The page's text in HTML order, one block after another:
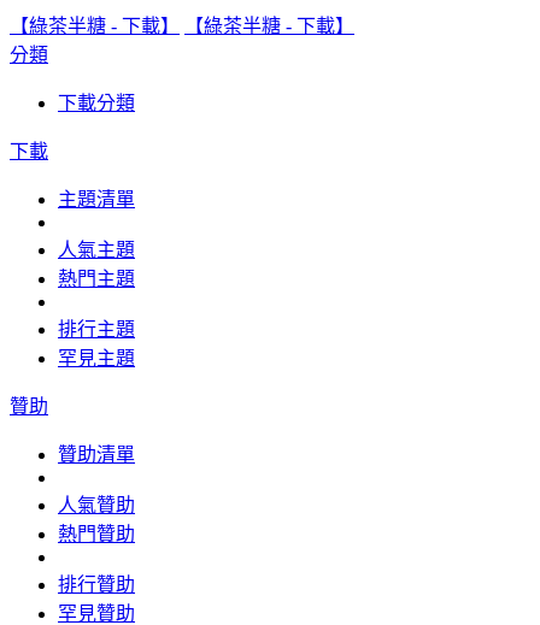
【綠茶半糖 - 下載】
【綠茶半糖 - 下載】
分類
下載分類
下載
主題清單
人氣主題
熱門主題
排行主題
罕見主題
贊助
贊助清單
人氣贊助
熱門贊助
排行贊助
罕見贊助